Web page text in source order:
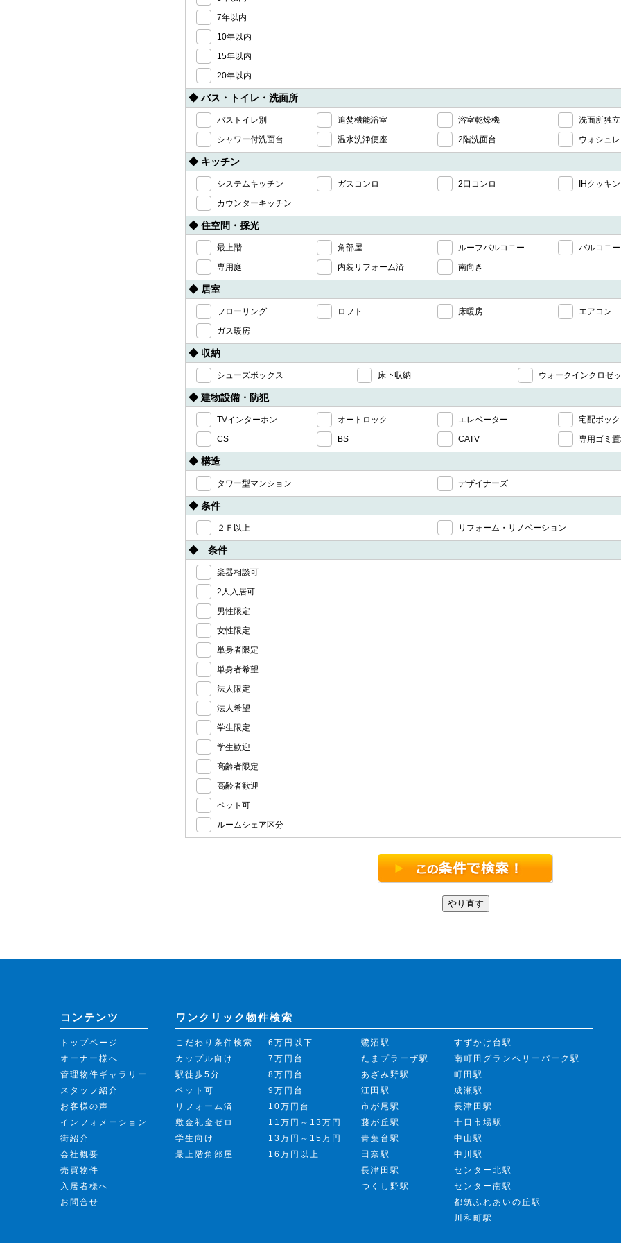
7年以内
10年以内
15年以内
20年以内
◆ バス・トイレ・洗面所
バストイレ別 追焚機能浴室 浴室乾燥機
洗面所独立
シャワー付洗面台
温水洗浄便座 2階洗面台 ウォシュレ
◆ キッチン
システムキッチン ガスコンロ 2口コンロ
IHクッキ
カウンターキッチン
◆ 住空間・採光
最上階 角部屋 ルーフバルコニー
バルコニー
専用庭
内装リフォーム済 南向き
◆ 居室
フローリング ロフト 床暖房
エアコン
ガス暖房
◆ 収納
シューズボックス 床下収納 ウォークインクロゼ
◆ 建物設備・防犯
TVインターホン オートロック エレベーター
宅配ボッ
CS
BS CATV 専用ゴミ
◆ 構造
タワー型マンション デザイナーズ
◆ 条件
２Ｆ以上 リフォーム・リノベーション
◆ 条件
楽器相談可
2人入居可
男性限定
女性限定
単身者限定
単身者希望
法人限定
法人希望
学生限定
学生歓迎
高齢者限定
高齢者歓迎
ペット可
ルームシェア区分
コンテンツ
トップページ
オーナー様へ
管理物件ギャラリー
スタッフ紹介
お客様の声
インフォメーション
街紹介
会社概要
売買物件
入居者様へ
お問合せ
ワンクリック物件検索
こだわり条件検索
カップル向け
駅徒歩5分
ペット可
リフォーム済
敷金礼金ゼロ
学生向け
最上階角部屋
6万円以下
7万円台
8万円台
9万円台
10万円台
11万円～13万円
13万円～15万円
16万円以上
鷺沼駅
たまプラーザ駅
あざみ野駅
江田駅
市が尾駅
藤が丘駅
青葉台駅
田奈駅
長津田駅
つくし野駅
すずかけ台駅
南町田グランベリーパーク駅
町田駅
成瀬駅
長津田駅
十日市場駅
中山駅
中川駅
センター北駅
センター南駅
都筑ふれあいの丘駅
川和町駅